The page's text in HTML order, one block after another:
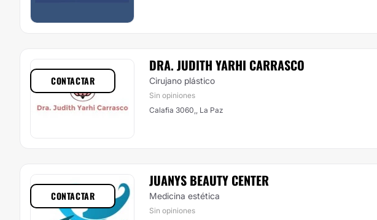
DRA. JUDITH YARHI CARRASCO
Cirujano plástico
Sin opiniones
Calafia 3060,, La Paz
CONTACTAR
JUANYS BEAUTY CENTER
Medicina estética
Sin opiniones
CONTACTAR